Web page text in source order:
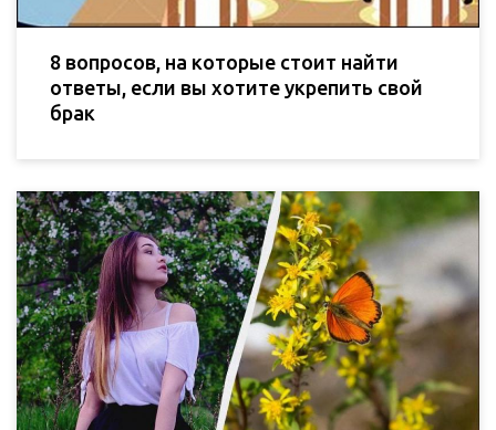
8 вопросов, на которые стоит найти
ответы, если вы хотите укрепить свой
брак